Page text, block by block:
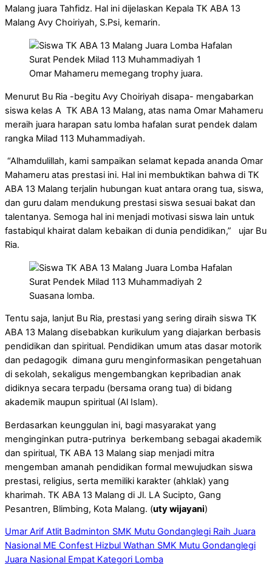
Malang juara Tahfidz. Hal ini dijelaskan Kepala TK ABA 13
Malang Avy Choiriyah, S.Psi, kemarin.
Omar Mahameru memegang trophy juara.
Menurut Bu Ria -begitu Avy Choiriyah disapa- mengabarkan
siswa kelas A TK ABA 13 Malang, atas nama Omar Mahameru
meraih juara harapan satu lomba hafalan surat pendek dalam
rangka Milad 113 Muhammadiyah.
“Alhamdulillah, kami sampaikan selamat kepada ananda Omar
Mahameru atas prestasi ini. Hal ini membuktikan bahwa di TK
ABA 13 Malang terjalin hubungan kuat antara orang tua, siswa,
dan guru dalam mendukung prestasi siswa sesuai bakat dan
talentanya. Semoga hal ini menjadi motivasi siswa lain untuk
fastabiqul khairat dalam kebaikan di dunia pendidikan,” ujar Bu
Ria.
Suasana lomba.
Tentu saja, lanjut Bu Ria, prestasi yang sering diraih siswa TK
ABA 13 Malang disebabkan kurikulum yang diajarkan berbasis
pendidikan dan spiritual. Pendidikan umum atas dasar motorik
dan pedagogik dimana guru menginformasikan pengetahuan
di sekolah, sekaligus mengembangkan kepribadian anak
didiknya secara terpadu (bersama orang tua) di bidang
akademik maupun spiritual (Al Islam).
Berdasarkan keunggulan ini, bagi masyarakat yang
menginginkan putra-putrinya berkembang sebagai akademik
dan spiritual, TK ABA 13 Malang siap menjadi mitra
mengemban amanah pendidikan formal mewujudkan siswa
prestasi, religius, serta memiliki karakter (ahklak) yang
kharimah. TK ABA 13 Malang di Jl. LA Sucipto, Gang
Pesantren, Blimbing, Kota Malang. (uty wijayani)
Umar Arif Atlit Badminton SMK Mutu Gondanglegi Raih Juara
Nasional ME Confest Hizbul Wathan SMK Mutu Gondanglegi
Juara Nasional Empat Kategori Lomba